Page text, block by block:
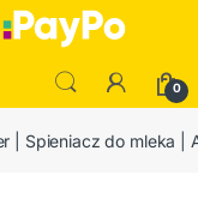
0
| Spieniacz do mleka |